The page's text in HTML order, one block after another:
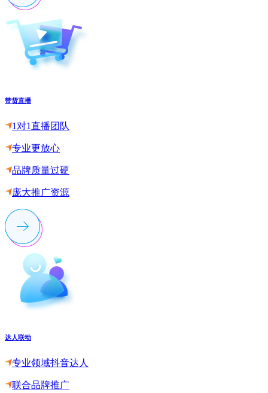
带货直播
1对1直播团队
专业更放心
品牌质量过硬
庞大推广资源
达人联动
专业领域抖音达人
联合品牌推广